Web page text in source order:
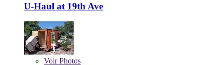
U-Haul at 19th Ave
VoirPhotos